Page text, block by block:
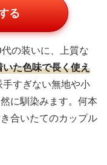
る
の装いに、上質な
いた色味で長く使え
すぎない無地や小
に馴染みます。何本
合いたてのカップル